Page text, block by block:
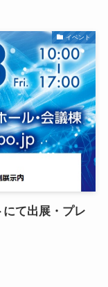
イベント
にて出展・プレ